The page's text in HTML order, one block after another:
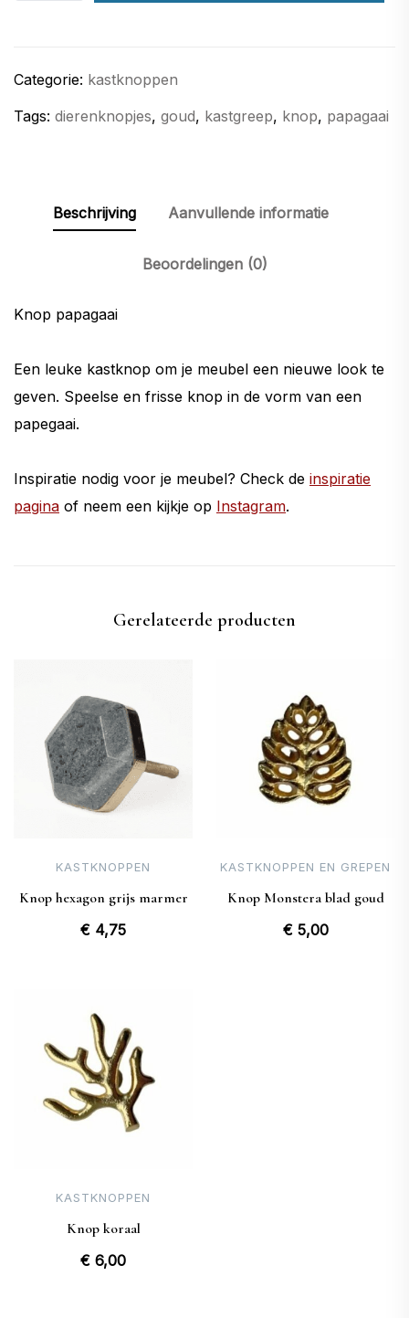
Categorie: kastknoppen
Tags: dierenknopjes, goud, kastgreep, knop, papagaai
Beschrijving Aanvullende informatie
Beoordelingen (0)
Knop papagaai
Een leuke kastknop om je meubel een nieuwe look te
geven. Speelse en frisse knop in de vorm van een
papegaai.
Inspiratie nodig voor je meubel? Check de inspiratie
pagina of neem een kijkje op Instagram.
Gerelateerde producten
KASTKNOPPEN
Knop hexagon grijs marmer
€ 4,75
KASTKNOPPEN EN GREPEN
Knop Monstera blad goud
€5,00
KASTKNOPPEN
Knop koraal
€ 6,00